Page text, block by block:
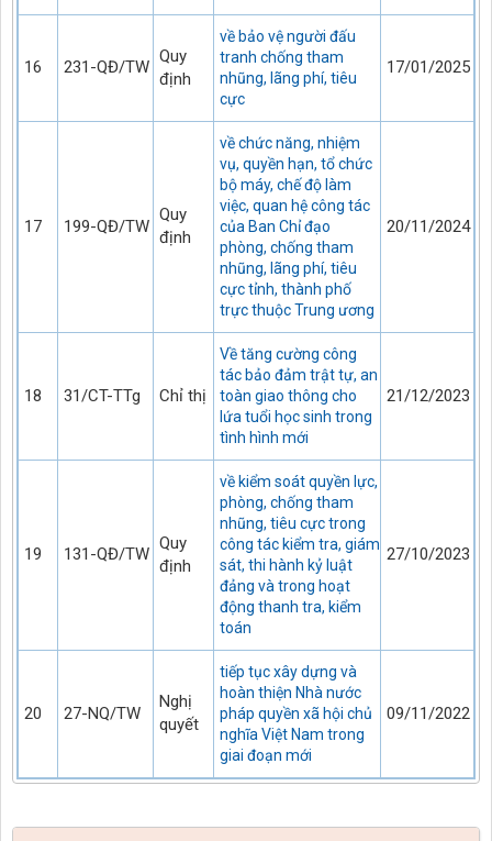
16 231-QĐ/TW
Quy
định
về bảo vệ người đấu
tranh chống tham
nhũng, lãng phí, tiêu
cực
17/01/2025
17 199-QĐ/TW
Quy
định
về chức năng, nhiệm
vụ, quyền hạn, tổ chức
bộ máy, chế độ làm
việc, quan hệ công tác
của Ban Chỉ đạo
phòng, chống tham
nhũng, lãng phí, tiêu
cực tỉnh, thành phố
trực thuộc Trung ương
20/11/2024
18 31/CT-TTg Chỉ thị
Về tăng cường công
tác bảo đảm trật tự, an
toàn giao thông cho
lứa tuổi học sinh trong
tình hình mới
21/12/2023
19 131-QĐ/TW
Quy
định
về kiểm soát quyền lực,
phòng, chống tham
nhũng, tiêu cực trong
công tác kiểm tra, giám
sát, thi hành kỷ luật
đảng và trong hoạt
động thanh tra, kiểm
toán
27/10/2023
20 27-NQ/TW
Nghị
quyết
tiếp tục xây dựng và
hoàn thiện Nhà nước
pháp quyền xã hội chủ
nghĩa Việt Nam trong
giai đoạn mới
09/11/2022